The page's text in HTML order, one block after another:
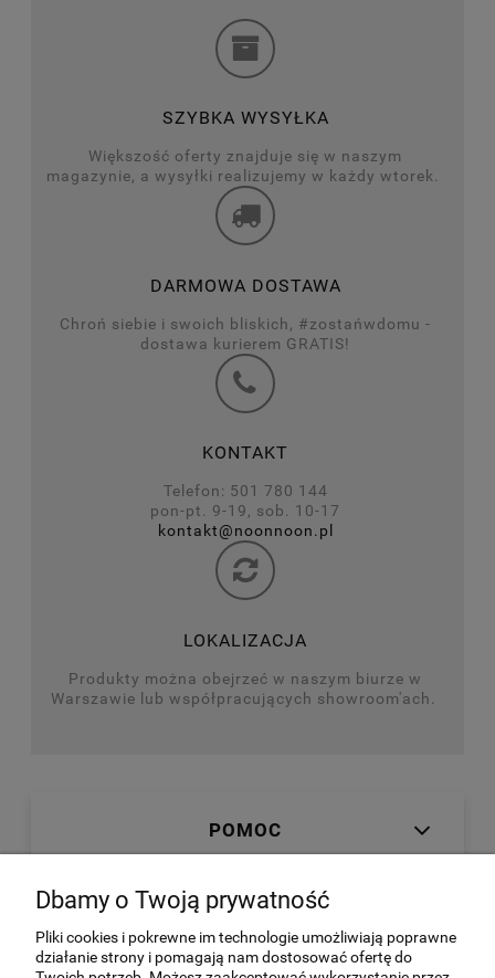
SZYBKA WYSYŁKA
Większość oferty znajduje się w naszym
magazynie, a wysyłki realizujemy w każdy wtorek.
DARMOWA DOSTAWA
Chroń siebie i swoich bliskich, #zostańwdomu -
dostawa kurierem GRATIS!
KONTAKT
Telefon: 501 780 144
pon-pt. 9-19, sob. 10-17
kontakt@noonnoon.pl
LOKALIZACJA
Produkty można obejrzeć w naszym biurze w
Warszawie lub współpracujących showroom'ach.
POMOC
MOJE KONTO
Dbamy o Twoją prywatność
Pliki cookies i pokrewne im technologie umożliwiają poprawne
działanie strony i pomagają nam dostosować ofertę do